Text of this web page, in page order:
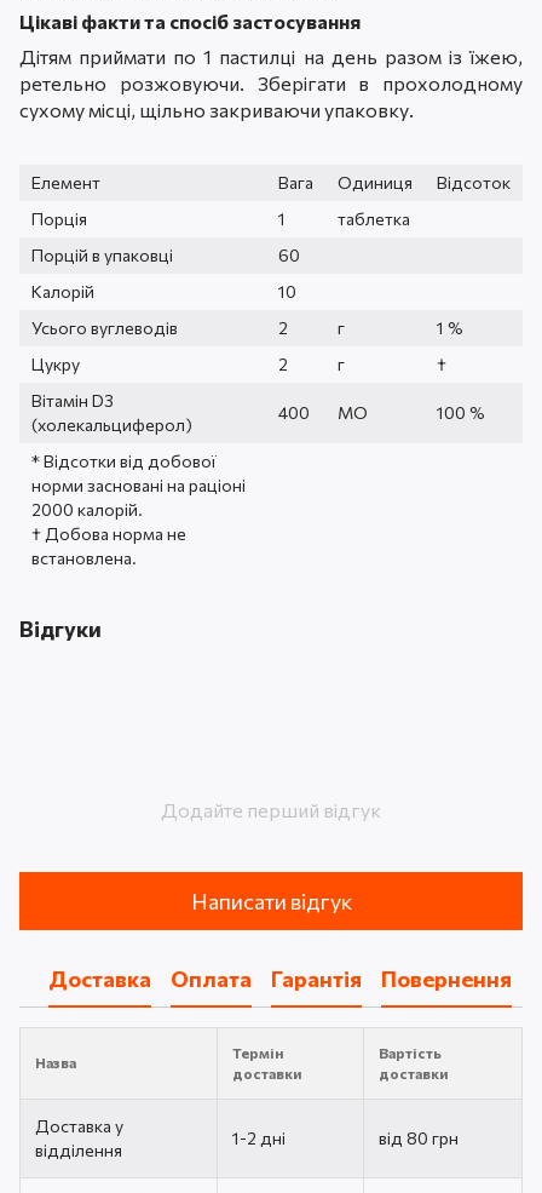
Цікаві факти та спосіб застосування
Дітям приймати по 1 пастилці на день разом із їжею,
ретельно розжовуючи. Зберігати в прохолодному
сухому місці, щільно закриваючи упаковку.
Елемент Вага Одиниця
Відсоток
Порція
1
таблетка
Порцій в упаковці
60
Калорій
10
Усього вуглеводів
2 г
1 %
Цукру
2 г
†
Вітамін D3
(холекальциферол)
400 МО 100 %
* Відсотки від добової
норми засновані на раціоні
2000 калорій.
† Добова норма не
встановлена.
Відгуки
Додайте перший відгук
Написати відгук
Доставка Оплата Гарантія Повернення
Назва
Термін
доставки
Вартість
доставки
Доставка у
відділення
1-2 дні від 80 грн